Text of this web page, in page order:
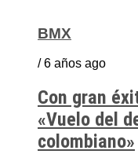
BMX
/ 6 años ago
Con gran
«Vuelo del
colombiano»